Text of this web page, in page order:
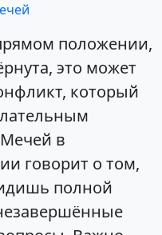
положении,
это может
который
в
говорит о том,
полной